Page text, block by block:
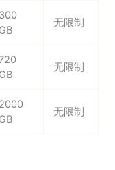
300
GB
无限制
720
GB
无限制
2000
GB
无限制